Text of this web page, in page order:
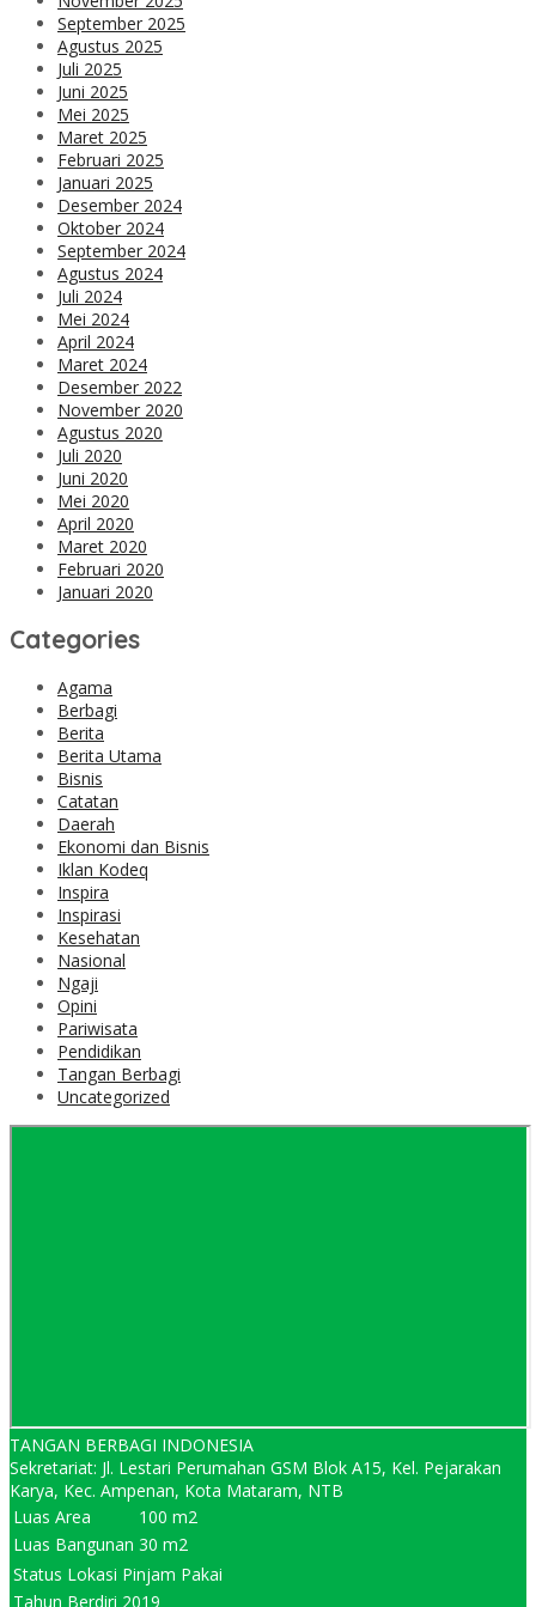
September 2025
Agustus 2025
Juli 2025
Juni 2025
Mei 2025
Maret 2025
Februari 2025
Januari 2025
Desember 2024
Oktober 2024
September 2024
Agustus 2024
Juli 2024
Mei 2024
April 2024
Maret 2024
Desember 2022
November 2020
Agustus 2020
Juli 2020
Juni 2020
Mei 2020
April 2020
Maret 2020
Februari 2020
Januari 2020
Categories
Agama
Berbagi
Berita
Berita Utama
Bisnis
Catatan
Daerah
Ekonomi dan Bisnis
Iklan Kodeq
Inspira
Inspirasi
Kesehatan
Nasional
Ngaji
Opini
Pariwisata
Pendidikan
Tangan Berbagi
Uncategorized
TANGAN BERBAGI INDONESIA
Sekretariat: Jl. Lestari Perumahan GSM Blok A15, Kel. Pejarakan
Karya, Kec. Ampenan, Kota Mataram, NTB
Luas Area
100 m2
Luas Bangunan 30 m2
Status Lokasi Pinjam Pakai
Tahun Berdiri 2019